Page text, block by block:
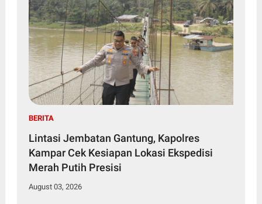
BERITA
Lintasi Jembatan Gantung, Kapolres
Kampar Cek Kesiapan Lokasi Ekspedisi
Merah Putih Presisi
August 03, 2026